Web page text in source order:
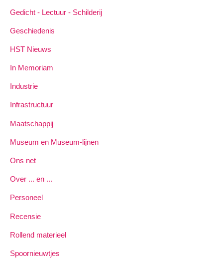
Gedicht - Lectuur - Schilderij
Geschiedenis
HST Nieuws
In Memoriam
Industrie
Infrastructuur
Maatschappij
Museum en Museum-lijnen
Ons net
Over ... en ...
Personeel
Recensie
Rollend materieel
Spoornieuwtjes